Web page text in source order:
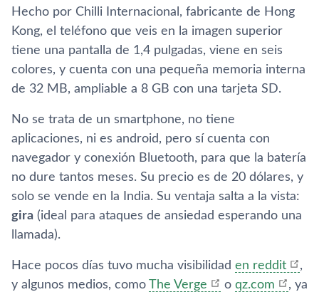
Hecho por Chilli Internacional, fabricante de Hong
Kong, el teléfono que veis en la imagen superior
tiene una pantalla de 1,4 pulgadas, viene en seis
colores, y cuenta con una pequeña memoria interna
de 32 MB, ampliable a 8 GB con una tarjeta SD.
No se trata de un smartphone, no tiene
aplicaciones, ni es android, pero sí­ cuenta con
navegador y conexión Bluetooth, para que la baterí­a
no dure tantos meses. Su precio es de 20 dólares, y
solo se vende en la India. Su ventaja salta a la vista:
gira (ideal para ataques de ansiedad esperando una
llamada).
Hace pocos dí­as tuvo mucha visibilidad en reddit
,
y algunos medios, como The Verge o qz.com
, ya